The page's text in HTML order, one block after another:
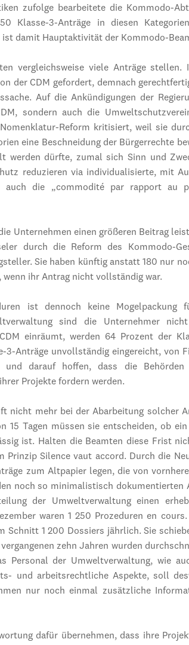
zufolge bearbeitete die Kommodo-
Klasse-3-Anträge in diesen
damit Hauptaktivität der Kommodo-
vergleichsweise viele Anträge stellen.
der CDM gefordert, demnach
Auf die Ankündigungen der
sondern auch die
Reform kritisiert, weil sie
eine Beschneidung der Bürgerrechte
werden dürfte, zumal sich Sinn und
reduzieren via individualisierte, mit
auch die „commodité par rapport au
Unternehmen einen größeren Beitrag
durch die Reform des Kommodo-
Sie haben künftig anstatt 180 nur
ihr Antrag nicht vollständig war.
ist dennoch keine Mogelpackung
sind die Unternehmer
einräumt, werden 64 Prozent der
Anträge unvollständig eingereicht, von
darauf hoffen, dass die Behörden
Projekte fordern werden.
nicht mehr bei der Abarbeitung solcher
15 Tagen müssen sie entscheiden, ob ein
ist. Halten die Beamten diese Frist
Silence vaut accord. Durch die
zum Altpapier legen, die von
noch so minimalistisch dokumentierten
der Umweltverwaltung einen
waren 1 250 Prozeduren en cours.
Schnitt 1 200 Dossiers jährlich. Sie
zehn Jahren wurden
Personal der Umweltverwaltung, wie
und arbeitsrechtliche Aspekte, soll
nur noch einmal zusätzliche
dafür übernehmen, dass ihre